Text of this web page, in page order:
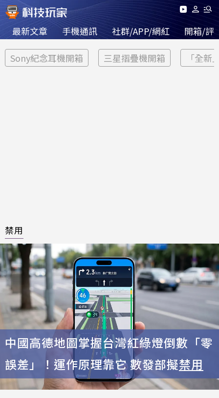
最新文章 手機通訊 社群/APP/網紅 開箱/評
Sony紀念耳機開箱 三星摺疊機開箱 「全新
禁用
中國高德地圖掌握台灣紅綠燈倒數「零
誤差」！運作原理靠它 數發部擬禁用